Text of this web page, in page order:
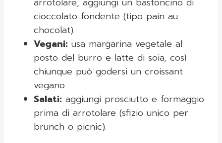
cioccolato fondente (tipo pain au
chocolat).
Vegani: usa margarina vegetale al
posto del burro e latte di soia, così
chiunque può godersi un croissant
vegano.
Salati: aggiungi prosciutto e formaggio
prima di arrotolare (sfizio unico per
brunch o picnic).